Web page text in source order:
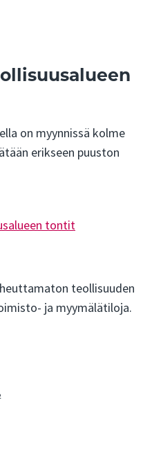
on myynnissä kolme
erikseen puuston
tontit
teollisuuden
ja myymälätiloja.